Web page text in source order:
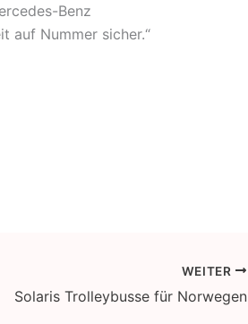
Benz
auf Nummer sicher.“
WEITER
Solaris Trolleybusse für Norwegen